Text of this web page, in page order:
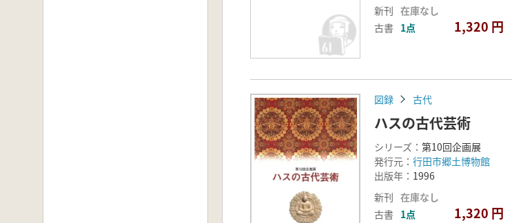
新刊 在庫なし
古書 1点 1,320 円
図録 古代
ハスの古代芸術
シリーズ： 第10回企画展
発行元： 行田市郷土博物館
出版年： 1996
新刊 在庫なし
古書 1点 1,320 円